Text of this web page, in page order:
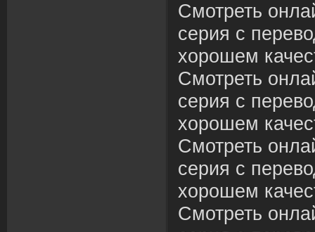
Смотреть
серия с
хорошем
Смотреть
серия с
хорошем
Смотреть
серия с
хорошем
Смотреть